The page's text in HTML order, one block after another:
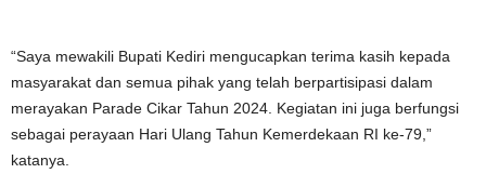
“Saya mewakili Bupati Kediri mengucapkan terima kasih kepada
masyarakat dan semua pihak yang telah berpartisipasi dalam
merayakan Parade Cikar Tahun 2024. Kegiatan ini juga berfungsi
sebagai perayaan Hari Ulang Tahun Kemerdekaan RI ke-79,”
katanya.